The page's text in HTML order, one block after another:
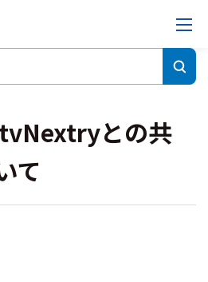
との共
て